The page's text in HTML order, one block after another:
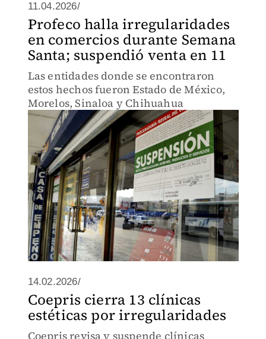
11.04.2026/
Profeco halla irregularidades
en comercios durante Semana
Santa; suspendió venta en 11
Las entidades donde se encontraron
estos hechos fueron Estado de México,
Morelos, Sinaloa y Chihuahua
14.02.2026/
Coepris cierra 13 clínicas
estéticas por irregularidades
Coepris revisa y suspende clínicas